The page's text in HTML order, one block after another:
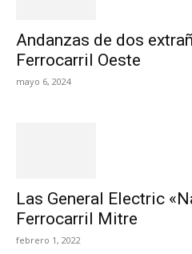
Andanzas de dos
Ferrocarril Oeste
mayo 6, 2024
Las General Electric
Ferrocarril Mitre
febrero 1, 2022